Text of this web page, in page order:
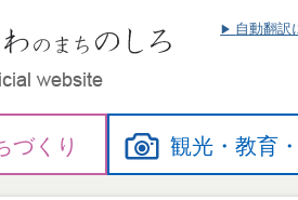
自動翻訳
づくり 観光・教育